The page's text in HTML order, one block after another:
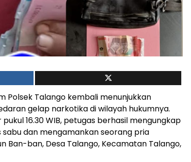
Polsek Talango kembali menunjukkan
gelap narkotika di wilayah hukumnya.
16.30 WIB, petugas berhasil mengungkap
dan mengamankan seorang pria
Ban-ban, Desa Talango, Kecamatan Talango,